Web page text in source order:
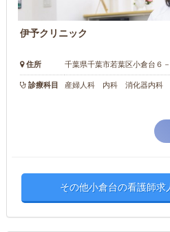
伊予クリニック
住所 千葉県千葉市若葉区小倉台６
診療科目 産婦人科 内科 消化器内科
その他小倉台の看護師